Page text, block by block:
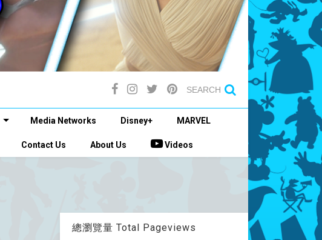
SEARCH
Media Networks Disney+ MARVEL
Contact Us About Us Videos
總瀏覽量 Total Pageviews